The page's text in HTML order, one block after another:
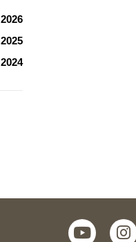
2026
2025
2024
instagram
youtube